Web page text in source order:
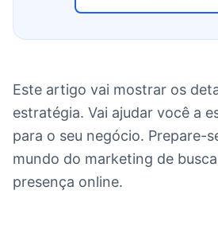
Este artigo vai mostrar os
estratégia. Vai ajudar você a
para o seu negócio. Prepare-
mundo do marketing de
presença online.